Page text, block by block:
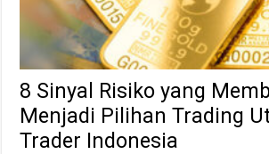
8 Sinyal Risiko yang
Menjadi Pilihan Trading
Trader Indonesia